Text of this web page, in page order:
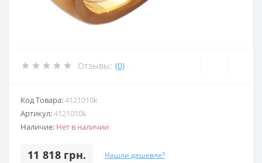
Отзывы: (0)
Код Товара:4121010k
Артикул:4121010k
Наличие: Нет в наличии
11 818 грн. Нашли дешевле?